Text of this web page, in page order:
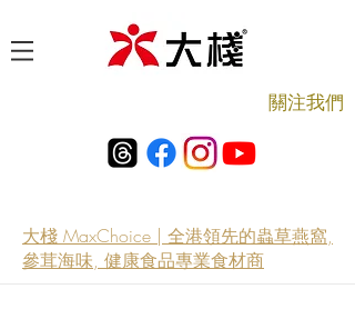
​關注我們
大棧 MaxChoice | 全港領先的蟲草燕窩,
參茸海味, 健康食品專業食材商